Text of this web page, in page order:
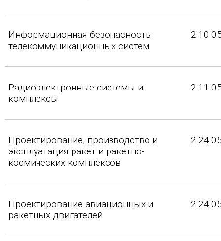
Информационная безопасность
телекоммуникационных систем
Радиоэлектронные системы и
комплексы
Проектирование, производство и
эксплуатация ракет и ракетно-
космических комплексов
Проектирование авиационных и
ракетных двигателей